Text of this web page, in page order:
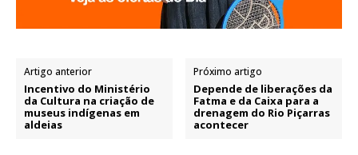
Artigo anterior
Incentivo do Ministério
da Cultura na criação de
museus indígenas em
aldeias
Próximo artigo
Depende de liberações da
Fatma e da Caixa para a
drenagem do Rio Piçarras
acontecer